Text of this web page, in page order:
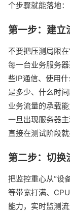
个步骤就能落地：
第一步：建立
不要把压测局限
每一台业务服务
些IP通信、使用
是多少、什么时
业务流量的承载
一旦出现服务器
直接在测试阶段
第二步：切换
把监控重心从“设
等带宽打满、
能力，实时监测